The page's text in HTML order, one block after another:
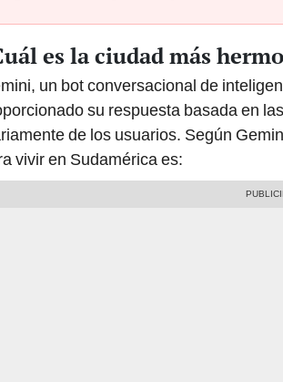
es la ciudad más
un bot conversacional de
su respuesta basada en
de los usuarios. Según
vivir en Sudamérica es: